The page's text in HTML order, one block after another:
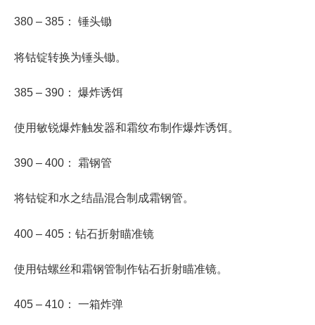
380 – 385： 锤头锄
将钴锭转换为锤头锄。
385 – 390： 爆炸诱饵
使用敏锐爆炸触发器和霜纹布制作爆炸诱饵。
390 – 400： 霜钢管
将钴锭和水之结晶混合制成霜钢管。
400 – 405：钻石折射瞄准镜
使用钴螺丝和霜钢管制作钻石折射瞄准镜。
405 – 410： 一箱炸弹